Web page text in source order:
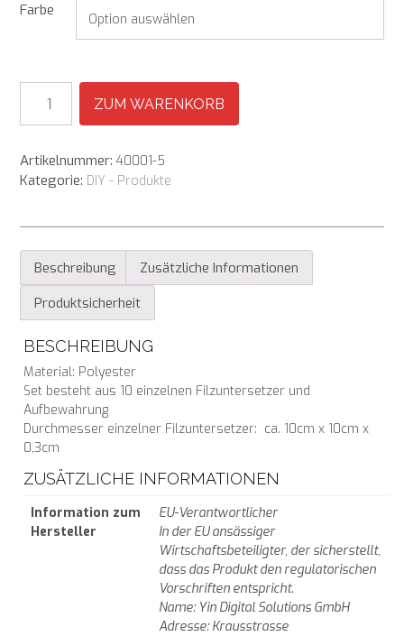
Farbe
Filzuntersetzer
Set
ZUM WARENKORB
Artikelnummer: 40001-5
Kategorie: DIY - Produkte
Beschreibung
Zusätzliche Informationen
Produktsicherheit
BESCHREIBUNG
Material: Polyester
Set besteht aus 10 einzelnen Filzuntersetzer und
Aufbewahrung
Durchmesser einzelner Filzuntersetzer: ca. 10cm x 10cm x
0,3cm
ZUSÄTZLICHE INFORMATIONEN
Information zum
Hersteller
EU-Verantwortlicher
In der EU ansässiger
Wirtschaftsbeteiligter, der sicherstellt,
dass das Produkt den regulatorischen
Vorschriften entspricht.
Name: Yin Digital Solutions GmbH
Adresse: Krausstrasse